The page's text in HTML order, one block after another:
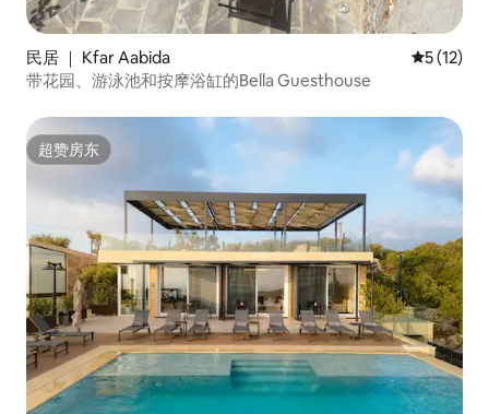
民居 ｜ Kfar Aabida 平均评分
5 (12)
带花园、游泳池和按摩浴缸的Bella Guesthouse
超赞房东
超赞房东